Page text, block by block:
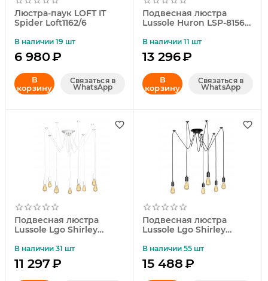
Люстра-паук LOFT IT
Spider Loft1162/6
В наличии 19 шт
6 980₽
В
корзину
Связаться в
WhatsApp
Подвесная люстра
Lussole Huron LSP-8156-
В наличии 11 шт
13 296₽
В
корзину
Связаться в
WhatsApp
Подвесная люстра
Lussole Lgo Shirley
В наличии 31 шт
11 297₽
Подвесная люстра
Lussole Lgo Shirley
В наличии 55 шт
15 488₽